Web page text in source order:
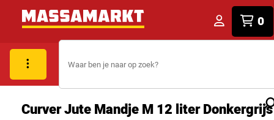
0
Curver Jute Mandje M 12 liter Donkergrijs